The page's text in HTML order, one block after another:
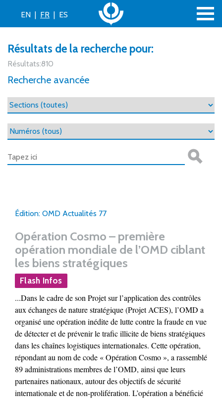
EN | FR | ES
Résultats de la recherche pour:
Résultats:810
Recherche avancée
Édition: OMD Actualités 77
Opération Cosmo – première
opération mondiale de l’OMD ciblant
les biens stratégiques
Flash Infos
...Dans le cadre de son Projet sur l’application des contrôles
aux échanges de nature stratégique (Projet ACES), l’OMD a
organisé une opération inédite de lutte contre la fraude en vue
de détecter et de prévenir le trafic illicite de biens stratégiques
dans les chaînes logistiques internationales. Cette opération,
répondant au nom de code « Opération Cosmo », a rassemblé
89 administrations membres de l’OMD, ainsi que leurs
partenaires nationaux, autour des objectifs de sécurité
internationale et de non-prolifération. L’opération a bénéficié